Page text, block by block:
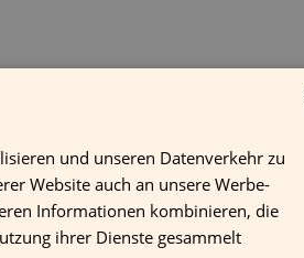
gemacht
Sie können auf
Büromöbel) und sind
Formen, die wir
FINNISH
GERMAN
und unseren Datenverkehr zu
Website auch an unsere Werbe-
Informationen kombinieren, die
ihrer Dienste gesammelt